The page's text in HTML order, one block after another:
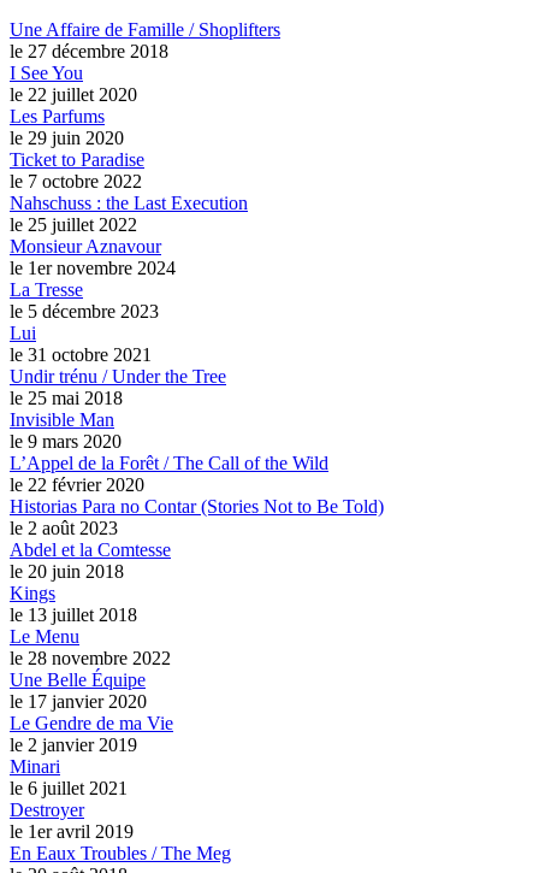
Une Affaire de Famille / Shoplifters
le 27 décembre 2018
I See You
le 22 juillet 2020
Les Parfums
le 29 juin 2020
Ticket to Paradise
le 7 octobre 2022
Nahschuss : the Last Execution
le 25 juillet 2022
Monsieur Aznavour
le 1er novembre 2024
La Tresse
le 5 décembre 2023
Lui
le 31 octobre 2021
Undir trénu / Under the Tree
le 25 mai 2018
Invisible Man
le 9 mars 2020
L’Appel de la Forêt / The Call of the Wild
le 22 février 2020
Historias Para no Contar (Stories Not to Be Told)
le 2 août 2023
Abdel et la Comtesse
le 20 juin 2018
Kings
le 13 juillet 2018
Le Menu
le 28 novembre 2022
Une Belle Équipe
le 17 janvier 2020
Le Gendre de ma Vie
le 2 janvier 2019
Minari
le 6 juillet 2021
Destroyer
le 1er avril 2019
En Eaux Troubles / The Meg